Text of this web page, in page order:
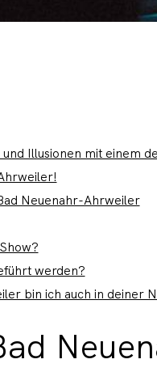
Illusionen mit einem
Neuenahr-Ahrweiler
werden?
bin ich auch in deiner